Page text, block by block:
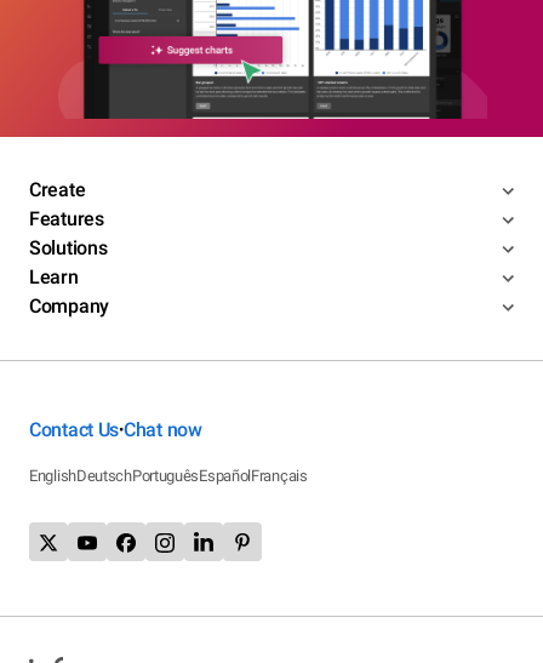
Create
Features
Solutions
Learn
Company
Contact Us•Chat now
EnglishDeutschPortuguêsEspañolFrançais